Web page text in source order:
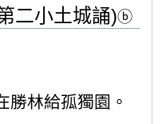
二小土城誦)ⓑ
勝林給孤獨園。